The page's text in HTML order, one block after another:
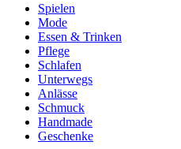
Spielen
Mode
Essen & Trinken
Pflege
Schlafen
Unterwegs
Anlässe
Schmuck
Handmade
Geschenke